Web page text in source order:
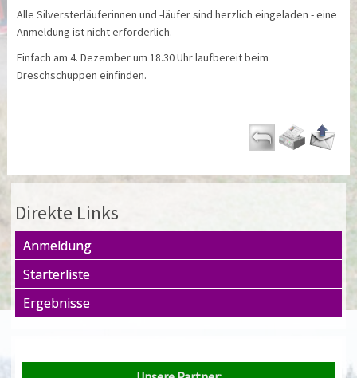
Alle Silversterläuferinnen und -läufer sind herzlich eingeladen - eine
Anmeldung ist nicht erforderlich.
Einfach am 4. Dezember um 18.30 Uhr laufbereit beim
Dreschschuppen einfinden.
Direkte Links
Anmeldung
Starterliste
Ergebnisse